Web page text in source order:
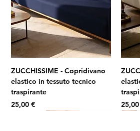
ZUCCHISSIME - Copridivano
elastico in tessuto tecnico
traspirante
Prezzo
25,00 €